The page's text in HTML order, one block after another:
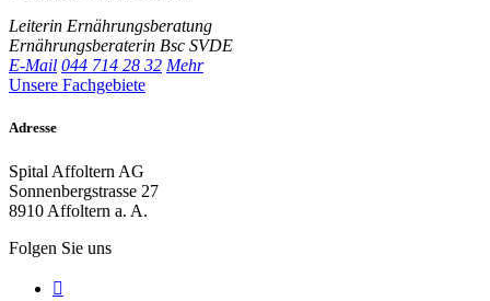
Leiterin Ernährungsberatung
Ernährungsberaterin Bsc SVDE
E-Mail 044 714 28 32 Mehr
Unsere Fachgebiete
Adresse
Spital Affoltern AG
Sonnenbergstrasse 27
8910 Affoltern a. A.
Folgen Sie uns
